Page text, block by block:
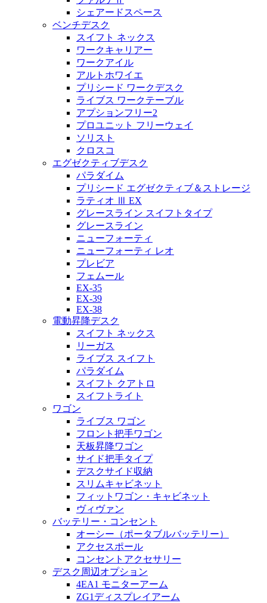
シェアードスペース
ベンチデスク
スイフト ネックス
ワークキャリアー
ワークアイル
アルトホワイエ
プリシード ワークデスク
ライブス ワークテーブル
アプションフリー2
プロユニット フリーウェイ
ソリスト
クロスコ
エグゼクティブデスク
パラダイム
プリシード エグゼクティブ＆ストレージ
ラティオ Ⅲ EX
グレースライン スイフトタイプ
グレースライン
ニューフォーティ
ニューフォーティ レオ
プレビア
フェムール
EX-35
EX-39
EX-38
電動昇降デスク
スイフト ネックス
リーガス
ライブス スイフト
パラダイム
スイフト クアトロ
スイフトライト
ワゴン
ライブス ワゴン
フロント把手ワゴン
天板昇降ワゴン
サイド把手タイプ
デスクサイド収納
スリムキャビネット
フィットワゴン・キャビネット
ヴィヴァン
バッテリー・コンセント
オーシー（ポータブルバッテリー）
アクセスポール
コンセントアクセサリー
デスク周辺オプション
4EA1 モニターアーム
ZG1ディスプレイアーム